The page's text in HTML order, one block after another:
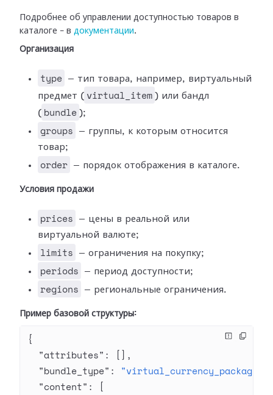
Подробнее об управлении доступностью товаров в
каталоге – в документации.
Организация
type
— тип товара, например, виртуальный
предмет ( virtual_item ) или бандл
( bundle );
groups
— группы, к которым относится
товар;
order — порядок отображения в каталоге.
Условия продажи
prices
— цены в реальной или
виртуальной валюте;
limits — ограничения на покупку;
periods — период доступности;
regions — региональные ограничения.
Пример базовой структуры:
{
  "attributes"
: [],
  "bundle_type"
: "virtual_currency_package"
  "content"
: [